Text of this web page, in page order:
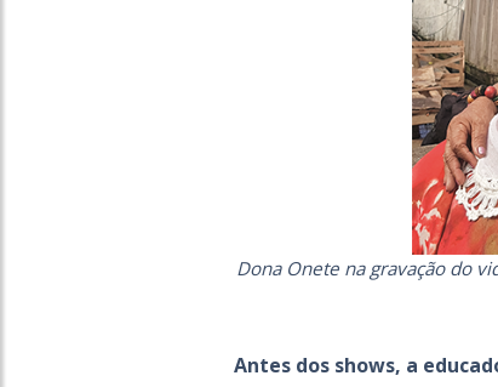
Dona Onete na gravação do
Antes dos shows, a